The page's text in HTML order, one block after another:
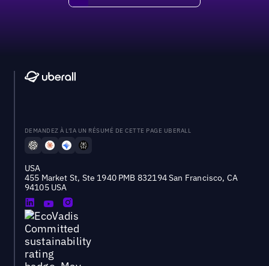
DEMANDEZ À L'IA UN RÉSUMÉ DE CETTE PAGE UBERALL
USA
455 Market St, Ste 1940 PMB 832194 San Francisco, CA
94105 USA